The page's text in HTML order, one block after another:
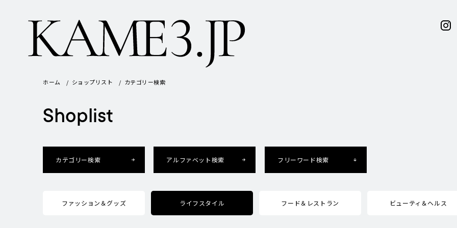
ホーム ショップリスト カテゴリー検索
Shoplist
カテゴリー検索 アルファベット検索 フリーワード検索
ファッション＆グッズ ライフスタイル フード＆レストラン ビューティ＆ヘルス